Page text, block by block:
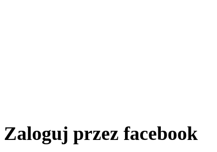
Zaloguj przez facebook